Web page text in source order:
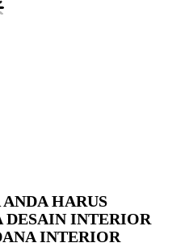
HARUS
DESAIN INTERIOR
INTERIOR